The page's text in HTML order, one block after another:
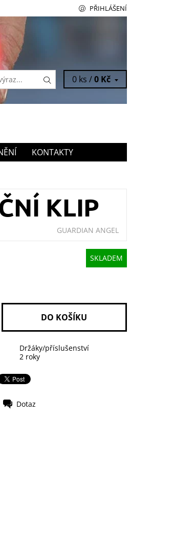
PŘIHLÁŠENÍ
0 ks /0 Kč
KONTAKTY
KLIP
GUARDIAN ANGEL
SKLADEM
Držáky/příslušenství
2 roky
Dotaz